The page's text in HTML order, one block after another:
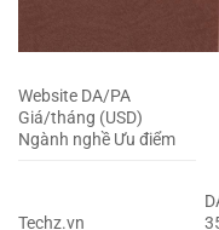
Website DA/PA
Giá/tháng (USD)
Ngành nghề Ưu điểm
Techz.vn